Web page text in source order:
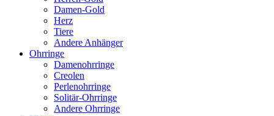
Damen-Gold
Herz
Tiere
Andere Anhänger
Ohrringe
Damenohrringe
Creolen
Perlenohrringe
Solitär-Ohrringe
Andere Ohrringe